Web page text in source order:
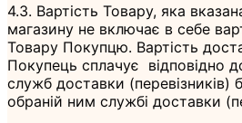
4.3. Вартість Товару, яка
магазину не включає в себе
Товару Покупцю. Вартість
Покупець сплачує відповідно
служб доставки (перевізників)
обраній ним службі доставки